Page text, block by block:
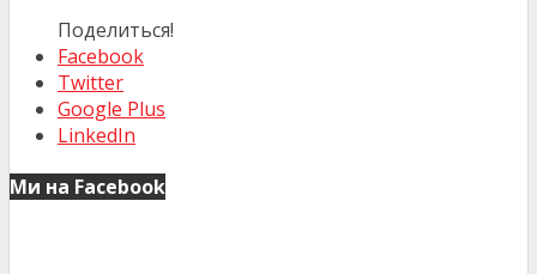
Поделиться!
Facebook
Twitter
Google Plus
LinkedIn
Ми на Facebook